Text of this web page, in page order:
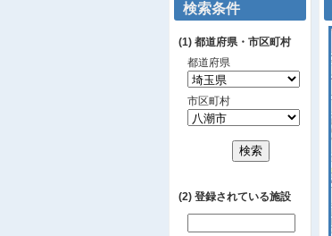
検索条件
(1) 都道府県・市区町村
都道府県
市区町村
(2) 登録されている施設